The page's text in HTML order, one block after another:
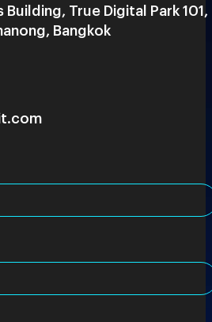
True Digital Park 101,
Bangkok